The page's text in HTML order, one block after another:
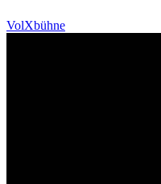
VolXbühne